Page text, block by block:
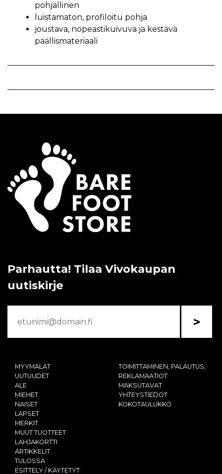
pohjallinen
luistamaton, profiloitu pohja
joustava, nopeastikuivuva ja kestävä
päällismateriaali
Parhautta! Tilaa Vivokaupan
uutiskirje
>
MYYMÄLÄT
UUTUUDET
ALE
MIEHET
NAISET
LAPSET
MERKIT
MUUT TUOTTEET
LAHJAKORTTI
ARTIKKELIT
TULOSSA
ESITTELY / KÄYTETYT
TOIMITTAMINEN, PALAUTUS,
REKLAMAATIOT
MAKSUTAVAT
YHTEYSTIEDOT
KOKOTAULUKKO